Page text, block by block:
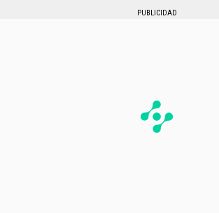
PUBLICIDAD